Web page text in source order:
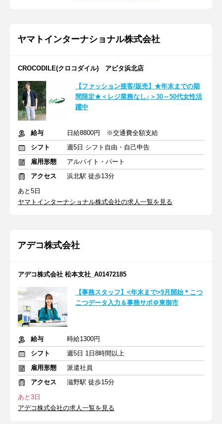
ヤマトインターナショナル株式会社
CROCODILE(クロコダイル) アピタ浜北店
【ファッション接客/販売】★年末までの期
間限定★＜レジ業務なし♪＞30～50代女性活
躍中
給与
日給8800円 ※交通費全額支給
シフト
週5日 シフト自由・自己申告
雇用形態
アルバイト・パート
アクセス
浜北駅 徒歩13分
あと5日
ヤマトインターナショナル株式会社の求人一覧を見る
アデコ株式会社
アデコ株式会社 松本支社_A01472185
【事務スタッフ】<年末まで>9月開始＊こつ
こつデータ入力＆事務サポ＠東御市
給与
時給1300円
シフト
週5日 1日8時間以上
雇用形態
派遣社員
アクセス
滋野駅 徒歩15分
あと3日
アデコ株式会社の求人一覧を見る